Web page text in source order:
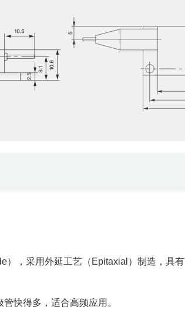
），采用外延工艺（Epitaxial）制造，具有
快得多，适合高频应用。